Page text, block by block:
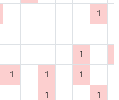
1
1
1 1 1
1 1